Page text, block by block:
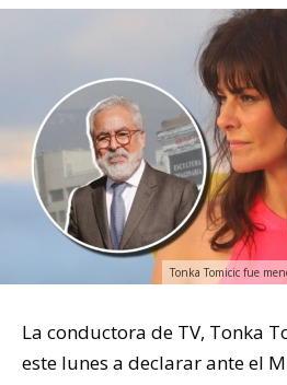
Tonka Tomicic fue
La conductora de TV, Tonka
este lunes a declarar ante el